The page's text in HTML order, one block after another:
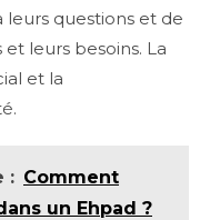
leurs questions et de
leurs besoins. La
et la
: Comment
un Ehpad ?